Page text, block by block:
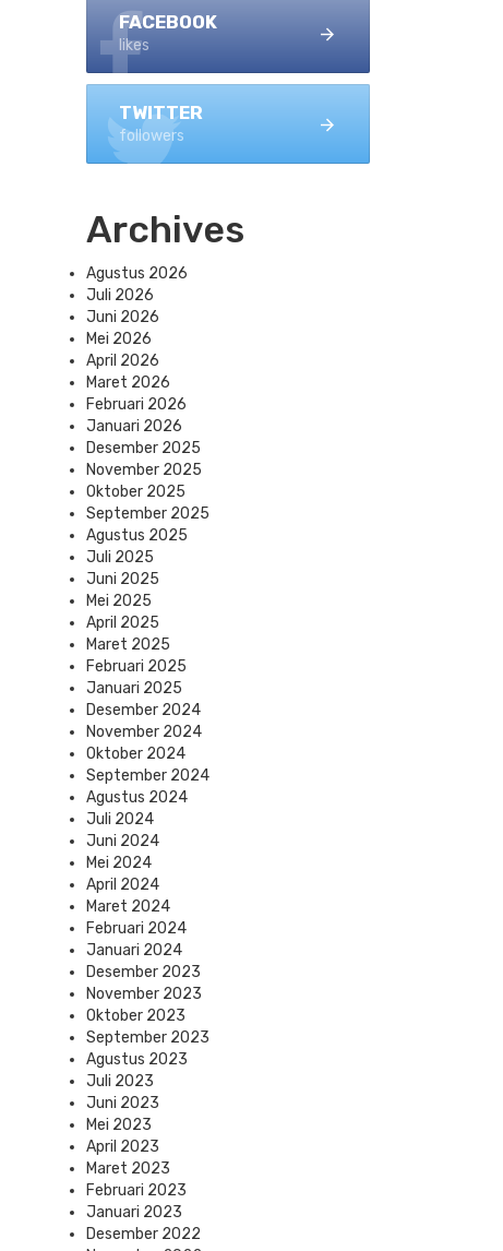
FACEBOOK
likes
TWITTER
followers
Archives
Agustus 2026
Juli 2026
Juni 2026
Mei 2026
April 2026
Maret 2026
Februari 2026
Januari 2026
Desember 2025
November 2025
Oktober 2025
September 2025
Agustus 2025
Juli 2025
Juni 2025
Mei 2025
April 2025
Maret 2025
Februari 2025
Januari 2025
Desember 2024
November 2024
Oktober 2024
September 2024
Agustus 2024
Juli 2024
Juni 2024
Mei 2024
April 2024
Maret 2024
Februari 2024
Januari 2024
Desember 2023
November 2023
Oktober 2023
September 2023
Agustus 2023
Juli 2023
Juni 2023
Mei 2023
April 2023
Maret 2023
Februari 2023
Januari 2023
Desember 2022